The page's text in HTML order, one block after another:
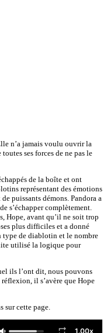
n’a jamais voulu ouvrir la
ses forces de ne pas le
de la boîte et ont
représentant des émotions
puissants démons. Pandora a
s’échapper complètement.
Hope, avant qu’il ne soit trop
plus difficiles et a donné
type de diablotin et le nombre
utilisé la logique pour
ils l’ont dit, nous pouvons
il s’avère que Hope
sur cette page.
1.00x